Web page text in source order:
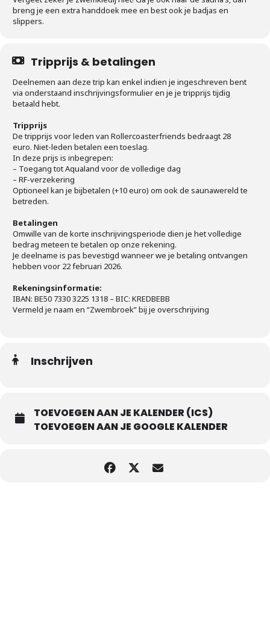
breng je een extra handdoek mee en best ook je badjas en
slippers.
Tripprijs & betalingen
Deelnemen aan deze trip kan enkel indien je ingeschreven bent
via onderstaand inschrijvingsformulier en je je tripprijs tijdig
betaald hebt.
Tripprijs
De tripprijs voor leden van Rollercoasterfriends bedraagt 28
euro. Niet-leden betalen een toeslag.
In deze prijs is inbegrepen:
– Toegang tot Aqualand voor de volledige dag
– RF-verzekering
Optioneel kan je bijbetalen (+10 euro) om ook de saunawereld te
betreden.
Betalingen
Omwille van de korte inschrijvingsperiode dien je het volledige
bedrag meteen te betalen op onze rekening.
Je deelname is pas bevestigd wanneer we je betaling ontvangen
hebben voor 22 februari 2026.
Rekeningsinformatie:
IBAN: BE50 7330 3225 1318 – BIC: KREDBEBB
Vermeld je naam en “Zwembroek” bij je overschrijving
Inschrijven
TOEVOEGEN AAN JE KALENDER (ICS)
TOEVOEGEN AAN JE GOOGLE KALENDER